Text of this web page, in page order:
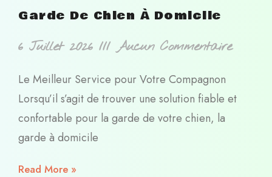
Garde De Chien À Domicile
6 Juillet 2026 Aucun Commentaire
Le Meilleur Service pour Votre Compagnon
Lorsqu’il s’agit de trouver une solution fiable et
confortable pour la garde de votre chien, la
garde à domicile
Read More »